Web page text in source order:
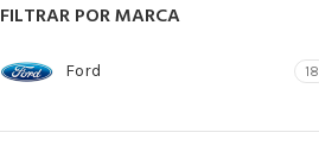
FILTRAR POR MARCA
Ford 18